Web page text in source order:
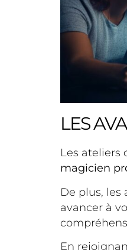
LES
Les ateliers
magicien
De plus, les
avancer à
En